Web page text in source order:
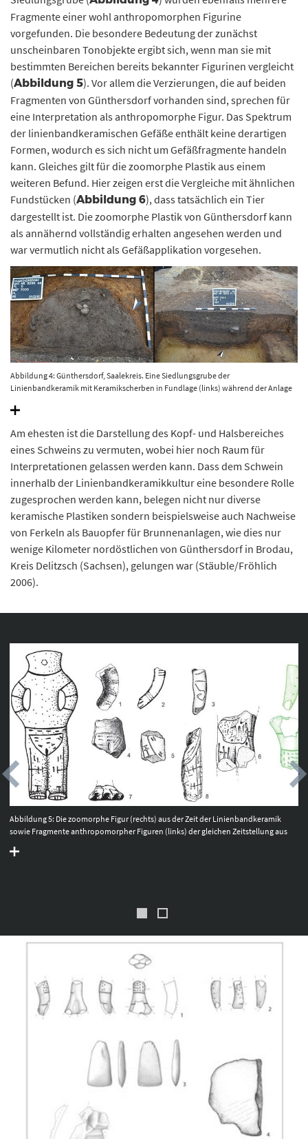
Fragmente einer wohl anthropomorphen Figurine
vorgefunden. Die besondere Bedeutung der zunächst
unscheinbaren Tonobjekte ergibt sich, wenn man sie mit
bestimmten Bereichen bereits bekannter Figurinen vergleicht
(Abbildung 5). Vor allem die Verzierungen, die auf beiden
Fragmenten von Günthersdorf vorhanden sind, sprechen für
eine Interpretation als anthropomorphe Figur. Das Spektrum
der linienbandkeramischen Gefäße enthält keine derartigen
Formen, wodurch es sich nicht um Gefäßfragmente handeln
kann. Gleiches gilt für die zoomorphe Plastik aus einem
weiteren Befund. Hier zeigen erst die Vergleiche mit ähnlichen
Fundstücken (Abbildung 6), dass tatsächlich ein Tier
dargestellt ist. Die zoomorphe Plastik von Günthersdorf kann
als annähernd vollständig erhalten angesehen werden und
war vermutlich nicht als Gefäßapplikation vorgesehen.
Abbildung 4: Günthersdorf, Saalekreis. Eine Siedlungsgrube der
Linienbandkeramik mit Keramikscherben in Fundlage (links) während der Anlage
Anhalt, S. Pritsch.
Am ehesten ist die Darstellung des Kopf- und Halsbereiches
eines Schweins zu vermuten, wobei hier noch Raum für
Interpretationen gelassen werden kann. Dass dem Schwein
innerhalb der Linienbandkeramikkultur eine besondere Rolle
zugesprochen werden kann, belegen nicht nur diverse
keramische Plastiken sondern beispielsweise auch Nachweise
von Ferkeln als Bauopfer für Brunnenanlagen, wie dies nur
wenige Kilometer nordöstlichen von Günthersdorf in Brodau,
Kreis Delitzsch (Sachsen), gelungen war (Stäuble/Fröhlich
2006).
Abbildung 5: Die zoomorphe Figur (rechts) aus der Zeit der Linienbandkeramik
sowie Fragmente anthropomorpher Figuren (links) der gleichen Zeitstellung aus
4, 127; ergänzt um die Funde von Günthersdorf. © Landesamt für Denkmalpflege